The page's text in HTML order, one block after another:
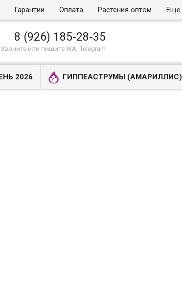
Гарантии Оплата Растения оптом Еще
8 (926) 185-28-35
Звоните или пишите WA, Telegram
2026 ГИППЕАСТРУМЫ (АМАРИЛЛИС)